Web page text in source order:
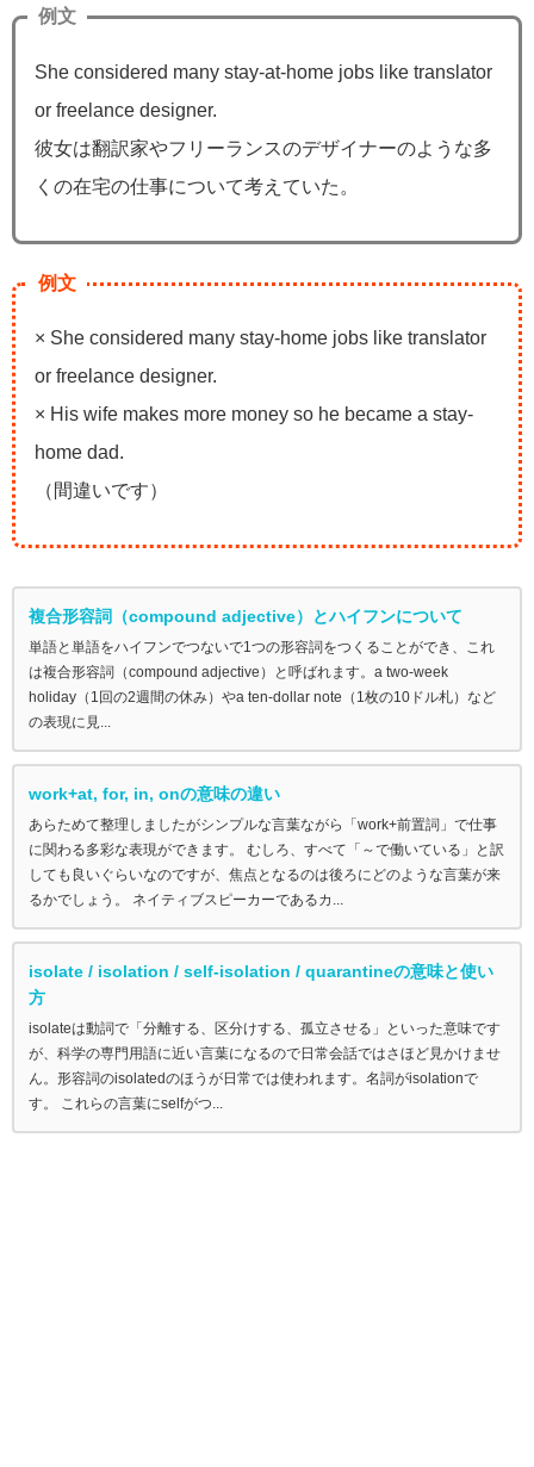
例文
She considered many stay-at-home jobs like translator
or freelance designer.
彼女は翻訳家やフリーランスのデザイナーのような多
くの在宅の仕事について考えていた。
例文
× She considered many stay-home jobs like translator
or freelance designer.
× His wife makes more money so he became a stay-
home dad.
（間違いです）
複合形容詞（compound adjective）とハイフンについて
単語と単語をハイフンでつないで1つの形容詞をつくることができ、これ
は複合形容詞（compound adjective）と呼ばれます。a two-week
holiday（1回の2週間の休み）やa ten-dollar note（1枚の10ドル札）など
の表現に見...
work+at, for, in, onの意味の違い
あらためて整理しましたがシンプルな言葉ながら「work+前置詞」で仕事
に関わる多彩な表現ができます。 むしろ、すべて「～で働いている」と訳
しても良いぐらいなのですが、焦点となるのは後ろにどのような言葉が来
るかでしょう。 ネイティブスピーカーであるカ...
isolate / isolation / self-isolation / quarantineの意味と使い
方
isolateは動詞で「分離する、区分けする、孤立させる」といった意味です
が、科学の専門用語に近い言葉になるので日常会話ではさほど見かけませ
ん。形容詞のisolatedのほうが日常では使われます。名詞がisolationで
す。 これらの言葉にselfがつ...